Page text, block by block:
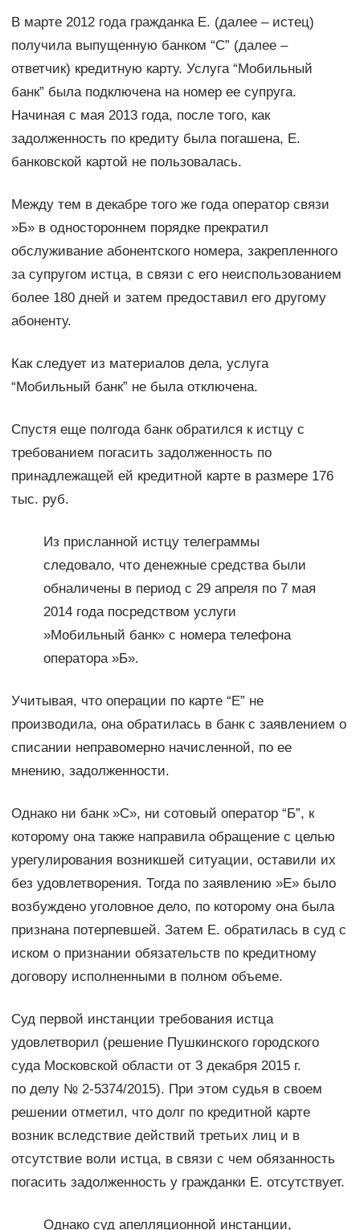
В марте 2012 года гражданка Е. (далее – истец)
получила выпущенную банком “С” (далее –
ответчик) кредитную карту. Услуга “Мобильный
банк” была подключена на номер ее супруга.
Начиная с мая 2013 года, после того, как
задолженность по кредиту была погашена, Е.
банковской картой не пользовалась.
Между тем в декабре того же года оператор связи
»Б» в одностороннем порядке прекратил
обслуживание абонентского номера, закрепленного
за супругом истца, в связи с его неиспользованием
более 180 дней и затем предоставил его другому
абоненту.
Как следует из материалов дела, услуга
“Мобильный банк” не была отключена.
Спустя еще полгода банк обратился к истцу с
требованием погасить задолженность по
принадлежащей ей кредитной карте в размере 176
тыс. руб.
Из присланной истцу телеграммы
следовало, что денежные средства были
обналичены в период с 29 апреля по 7 мая
2014 года посредством услуги
»Мобильный банк» с номера телефона
оператора »Б».
Учитывая, что операции по карте “Е” не
производила, она обратилась в банк с заявлением о
списании неправомерно начисленной, по ее
мнению, задолженности.
Однако ни банк »С», ни сотовый оператор “Б”, к
которому она также направила обращение с целью
урегулирования возникшей ситуации, оставили их
без удовлетворения. Тогда по заявлению »Е» было
возбуждено уголовное дело, по которому она была
признана потерпевшей. Затем Е. обратилась в суд с
иском о признании обязательств по кредитному
договору исполненными в полном объеме.
Суд первой инстанции требования истца
удовлетворил (решение Пушкинского городского
суда Московской области от 3 декабря 2015 г.
по делу № 2-5374/2015). При этом судья в своем
решении отметил, что долг по кредитной карте
возник вследствие действий третьих лиц и в
отсутствие воли истца, в связи с чем обязанность
погасить задолженность у гражданки Е. отсутствует.
Однако суд апелляционной инстанции,